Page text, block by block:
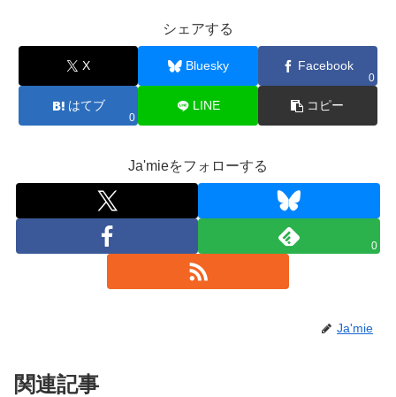
シェアする
X Bluesky Facebook
0
はてブ
0
LINE コピー
Ja'mieをフォローする
0
Ja'mie
関連記事